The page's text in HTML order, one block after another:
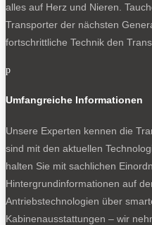
alles auf Herz und Nieren.
Transporter der nächsten
fortschrittliche Technik den
p
Umfangreiche Informationen
Unsere Experten kennen die
sind mit den aktuellen
halten Sie mit sachlichen
Hintergrundinformationen auf
Antriebstechnologien über
Kabinenausstattungen – wir